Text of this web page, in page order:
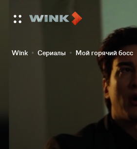
Wink Сериалы Мой горячий босс